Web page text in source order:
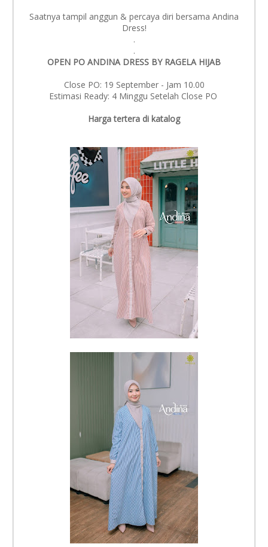
Saatnya tampil anggun & percaya diri bersama Andina
Dress!
.
.
OPEN PO ANDINA DRESS BY RAGELA HIJAB
Close PO: 19 September - Jam 10.00
Estimasi Ready: 4 Minggu Setelah Close PO
Harga tertera di katalog